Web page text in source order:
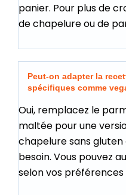
panier. Pour plus de
de chapelure ou de
Peut-on adapter la
spécifiques comme
Oui, remplacez le
maltée pour une
chapelure sans gluten
besoin. Vous pouvez
selon vos